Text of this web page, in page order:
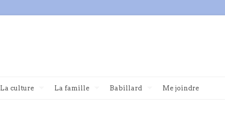
La culture La famille Babillard Me joindre